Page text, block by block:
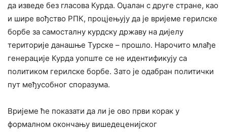
да изведе без гласова Курда. Оџалан с друге стране, као
и шире вођство РПК, процјењују да је вријеме герилске
борбе за самосталну курдску државу на дијелу
територије данашње Турске – прошло. Нарочито млађе
генерације Курда уопште се не идентификују са
политиком герилске борбе. Зато је одабран политички
пут међусобног споразума.
Вријеме ће показати да ли је ово први корак у
формалном окончању вишедеценијског